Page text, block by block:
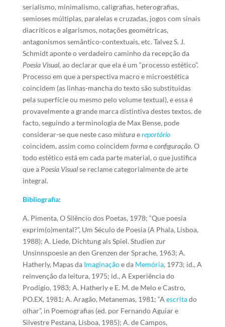
serialismo, minimalismo, caligrafias, heterografias,
semioses múltiplas, paralelas e cruzadas, jogos com sinais
diacríticos e algarismos, notações geométricas,
antagonismos semântico-contextuais, etc. Talvez S. J.
Schmidt aponte o verdadeiro caminho da recepção da
Poesia Visual, ao declarar que ela é um “processo estético”.
Processo em que a perspectiva macro e microestética
coincidem (as linhas-mancha do texto são substituídas
pela superfície ou mesmo pelo volume textual), e essa é
provavelmente a grande marca distintiva destes textos. de
facto, seguindo a terminologia de Max Bense, pode
considerar-se que neste casomisturaereportório
coincidem, assim como coincidem formaeconfiguração. O
todo estético está em cada parte material, o que justifica
quea Poesia Visualse reclame categorialmente de arte
integral.
Bibliografia:
A. Pimenta, O Silêncio dos Poetas, 1978; “Que poesia
exprim(o)mental?”, Um Século de Poesia (A Phala, Lisboa,
1988); A. Liede, Dichtung als Spiel. Studien zur
Unsinnspoesie an den Grenzen der Sprache, 1963; A.
Hatherly, Mapas da Imaginaçãoe da Memória, 1973; id., A
reinvenção da leitura, 1975; id., A Experiência do
Prodígio, 1983; A. Hatherly e E. M. de Melo e Castro,
PO.EX, 1981; A. Aragão, Metanemas, 1981; “A escritado
olhar”, in Poemografias (ed. por Fernando Aguiar e
Silvestre Pestana, Lisboa, 1985); A. de Campos,